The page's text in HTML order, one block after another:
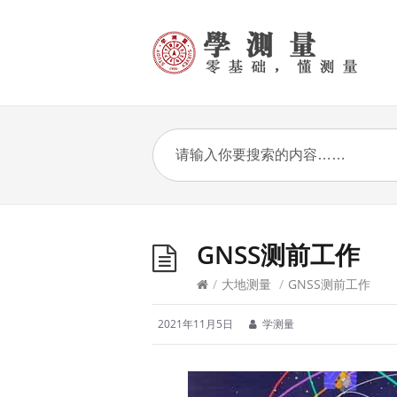
GNSS测前工作
/ 大地测量 / GNSS测前工作
2021年11月5日 学测量